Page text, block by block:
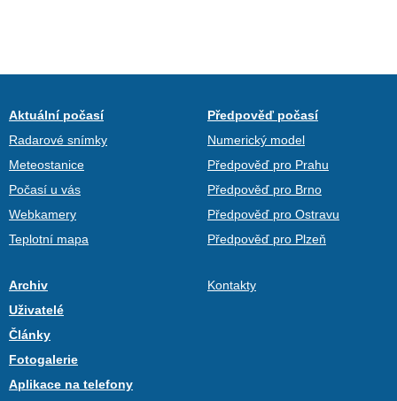
Aktuální počasí
Radarové snímky
Meteostanice
Počasí u vás
Webkamery
Teplotní mapa
Předpověď počasí
Numerický model
Předpověď pro Prahu
Předpověď pro Brno
Předpověď pro Ostravu
Předpověď pro Plzeň
Archiv
Uživatelé
Články
Fotogalerie
Aplikace na telefony
Kontakty